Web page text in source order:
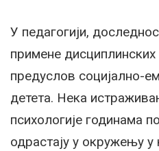
У педагогији,
примене дисциплинских
предуслов социјално-
детета. Нека
психологије годинама
одрастају у окружењу у